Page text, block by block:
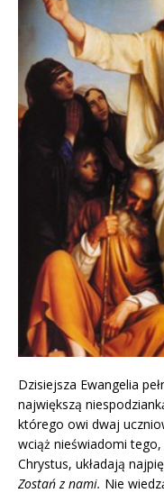
Dzisiejsza Ewangelia
największą
którego owi dwaj
wciąż nieświadomi
Chrystus, układają
Zostań z nami. Nie